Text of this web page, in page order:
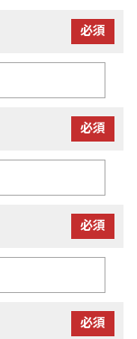
必須
必須
必須
必須